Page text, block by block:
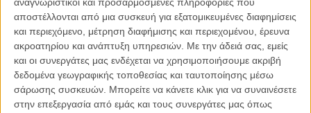
αποστέλλονται από μια συσκευή για εξατομικευμένες διαφημίσεις
και περιεχόμενο, μέτρηση διαφήμισης και περιεχομένου, έρευνα
ακροατηρίου και ανάπτυξη υπηρεσιών. Με την άδειά σας, εμείς
και οι συνεργάτες μας ενδέχεται να χρησιμοποιήσουμε ακριβή
δεδομένα γεωγραφικής τοποθεσίας και ταυτοποίησης μέσω
σάρωσης συσκευών. Μπορείτε να κάνετε κλικ για να συναινέσετε
στην επεξεργασία από εμάς και τους συνεργάτες μας όπως
βρίσκεται εκεί για να σας μεταφέρει, ζωντανά, όλα όσα
συμβαίνουν μέσα και έξω από τις αίθουσες μέσα από τοειδικό
τμήματου που ανανεώνεται συνεχώς.